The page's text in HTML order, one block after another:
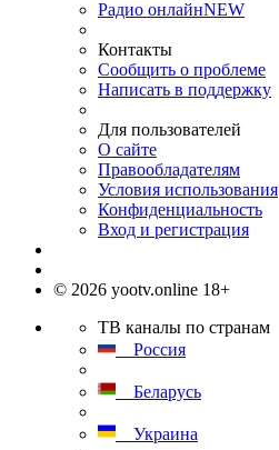
Радио онлайнNEW
Контакты
Сообщить о проблеме
Написать в поддержку
Для пользователей
О сайте
Правообладателям
Условия использования
Конфиденциальность
Вход и регистрация
© 2026 yootv.online 18+
ТВ каналы по странам
Россия
Беларусь
Украина